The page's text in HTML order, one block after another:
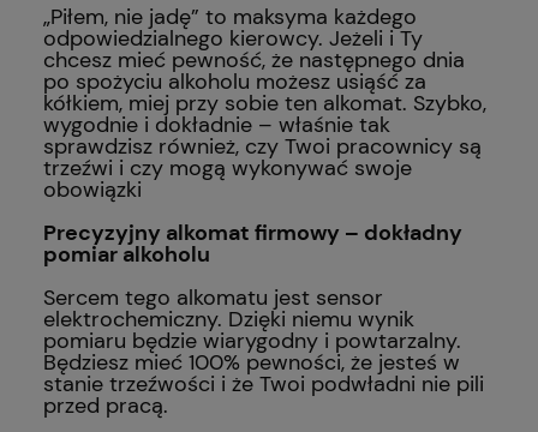
„Piłem, nie jadę” to maksyma każdego
odpowiedzialnego kierowcy. Jeżeli i Ty
chcesz mieć pewność, że następnego dnia
po spożyciu alkoholu możesz usiąść za
kółkiem, miej przy sobie ten alkomat. Szybko,
wygodnie i dokładnie – właśnie tak
sprawdzisz również, czy Twoi pracownicy są
trzeźwi i czy mogą wykonywać swoje
obowiązki
Precyzyjny alkomat firmowy – dokładny
pomiar alkoholu
Sercem tego alkomatu jest sensor
elektrochemiczny. Dzięki niemu wynik
pomiaru będzie wiarygodny i powtarzalny.
Będziesz mieć 100% pewności, że jesteś w
stanie trzeźwości i że Twoi podwładni nie pili
przed pracą.